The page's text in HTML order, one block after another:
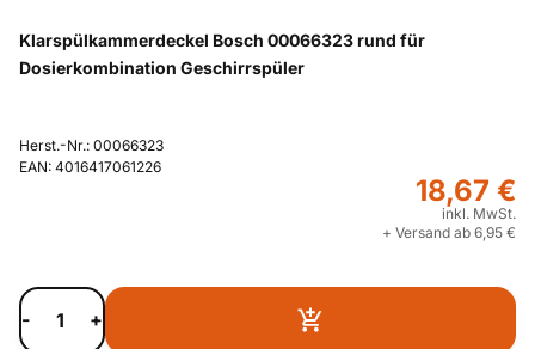
Klarspülkammerdeckel Bosch 00066323 rund für
Dosierkombination Geschirrspüler
Herst.-Nr.: 00066323
EAN: 4016417061226
18,67 €
inkl. MwSt.
+ Versand ab 6,95 €
- +